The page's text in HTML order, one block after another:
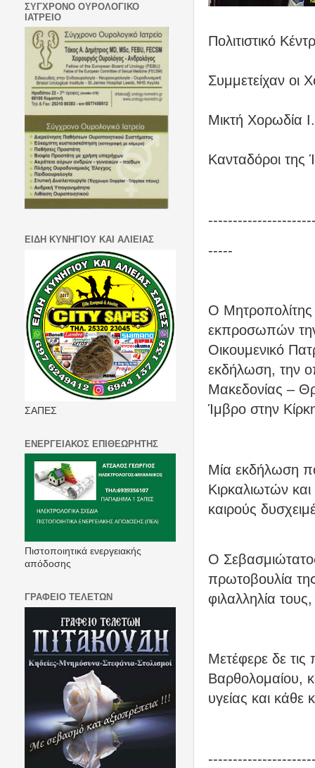
Πολιτιστικό
Συμμετείχαν οι
Μικτή Χορωδία
Κανταδόροι
-----
Ο
εκπροσωπών την
Οικουμενικό
εκδήλωση, την
Μακεδονίας –
Ίμβρο στην
Μία εκδήλωση
Κιρκαλιωτών
καιρούς
Ο
πρωτοβουλία
φιλαλληλία
Μετέφερε δε τις
Βαρθολομαίου,
υγείας και
ΣΥΓΧΡΟΝΟ ΟΥΡΟΛΟΓΙΚΟ
ΙΑΤΡΕΙΟ
ΕΙΔΗ ΚΥΝΗΓΙΟΥ ΚΑΙ ΑΛΙΕΙΑΣ
ΣΑΠΕΣ
ΕΝΕΡΓΕΙΑΚΟΣ ΕΠΙΘΕΩΡΗΤΗΣ
Πιστοποιητικά ενεργειακής
απόδοσης
ΓΡΑΦΕΙΟ ΤΕΛΕΤΩΝ